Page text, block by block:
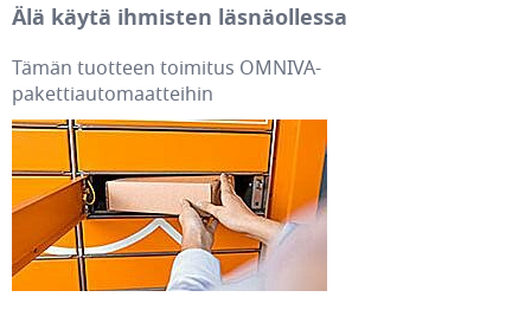
Älä käytä ihmisten läsnäollessa
Tämän tuotteen toimitus OMNIVA-
pakettiautomaatteihin